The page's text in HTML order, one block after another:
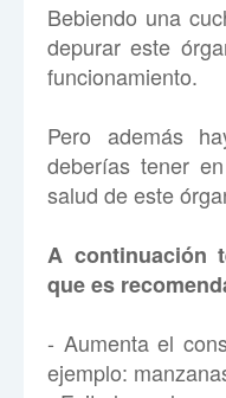
Bebiendo una
depurar este
funcionamiento.
Pero además
deberías tener
salud de este
A continuación
que es
- Aumenta el
ejemplo: